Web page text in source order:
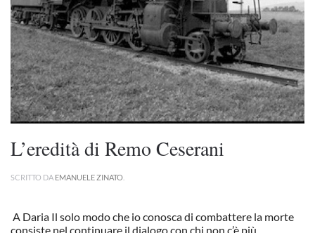
L’eredità di Remo Ceserani
SCRITTO DA EMANUELE ZINATO
A Daria Il solo modo che io conosca di combattere la morte
consiste nel continuare il dialogo con chi non c’è più